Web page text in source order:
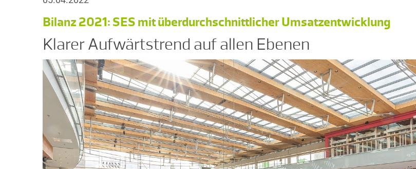
Bilanz 2021: SES mit überdurchschnittlicher Umsatzentwicklung
Klarer Aufwärtstrend auf allen Ebenen